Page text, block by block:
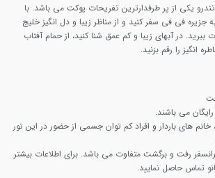
یکی از پر طرفدارترین تفریحات پوکت می باشد. با
جزیره فی فی سفر کنید و از مناظر زیبا و دل انگیز خلیج
در آبهای زیبا و کم عمق شنا کنید، از حمام آفتاب
انگیز را رقم بزنید.
زیر 1 سال، خانم های باردار و افراد کم توان جسمی از حضور در این تور
رفت و برگشت متفاوت می باشد. برای اطلاعات بیشتر
تماس حاصل نمایید.